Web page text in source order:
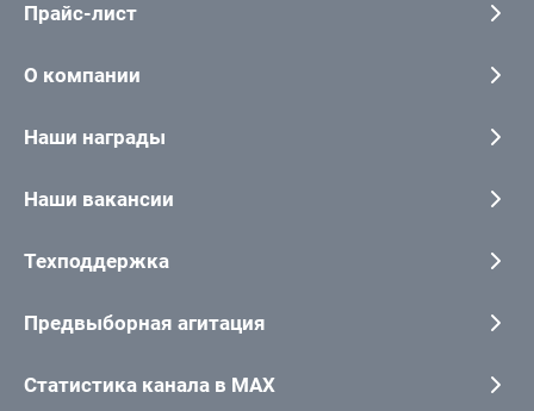
Прайс-лист
О компании
Наши награды
Наши вакансии
Техподдержка
Предвыборная агитация
Статистика канала в MAX